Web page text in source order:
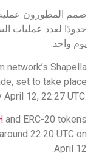
حدودًا لعدد عمليات
يوم واحد.
network’s Shapella
set to take place
12, 22:27 UTC.
and ERC-20 tokens
22:20 UTC on
April 12.